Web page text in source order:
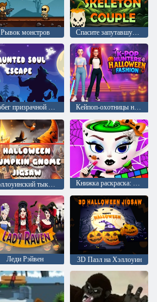
Рывок монстров Спасите запутавшуюся пару скелетов
Побег призрачной души Кейпоп-охотницы на демонов: Хэллоуинская мода
Хэллоуинский тыквенный гном Пазл Книжка раскраска: Хэллоуин Балерина Капучина
Леди Рэйвен 3D Пазл на Хэллоуин